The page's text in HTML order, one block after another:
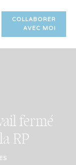
COLLABORER
AVEC MOI
fermé
RP